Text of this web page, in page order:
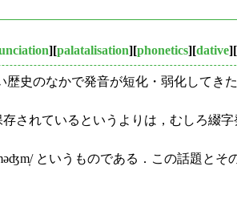
][palatalisation][phonetics][dative][
歴史のなかで発音が短化・弱化してき
存されているというよりは，むしろ綴字
というものである．この話題とそ